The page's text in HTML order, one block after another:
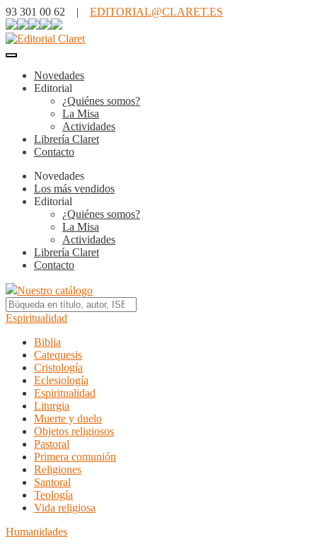
93 301 00 62 | EDITORIAL@CLARET.ES
Novedades
Editorial
¿Quiénes somos?
La Misa
Actividades
Librería Claret
Contacto
Novedades
Los más vendidos
Editorial
¿Quiénes somos?
La Misa
Actividades
Librería Claret
Contacto
Nuestro catálogo
Espiritualidad
Biblia
Catequesis
Cristología
Eclesiología
Espiritualidad
Liturgia
Muerte y duelo
Objetos religiosos
Pastoral
Primera comunión
Religiones
Santoral
Teología
Vida religiosa
Humanidades